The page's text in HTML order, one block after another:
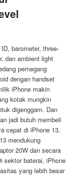
barometer, three-
dan ambient light
pemegang
dengan handset
iPhone makin
kotak mungkin
digenggam. Dan
jadi butuh membeli
cepat di iPhone 13.
mendukung
20W dan secara
sektor baterai, iPhone
yang lebih besar